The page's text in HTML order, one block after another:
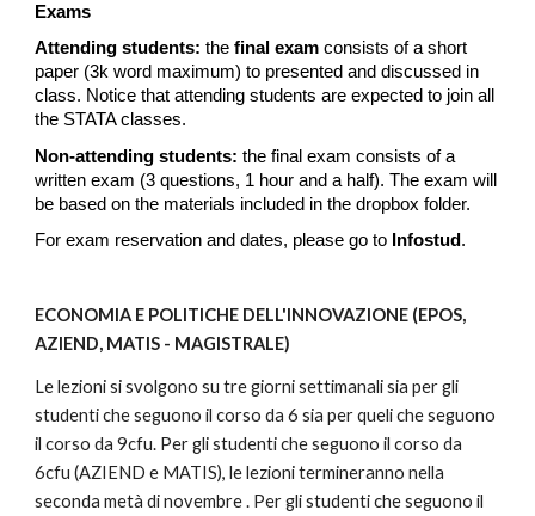
Exams
Attending students:thefinal exam consists of a short
paper (3k word maximum) to presented and discussed in
class. Notice that attending students are expected to join all
the STATA classes.
Non-attending students:the final exam consists of a
written exam (3 questions, 1 hour and a half). The exam will
be based on the materials included in the dropbox folder.
For exam reservation and dates, please go to Infostud.
ECONOMIA E POLITICHE DELL'INNOVAZIONE (EPOS,
AZIEND, MATIS - MAGISTRALE)
Le lezioni si svolgono su tre giorni settimanali sia per gli
studenti che seguono il corso da 6 sia per queli che seguono
il corso da 9cfu. Per gli studenti che seguono il corso da
6cfu (AZIEND e MATIS), le lezioni termineranno nella
seconda metà di novembre . Per gli studenti che seguono il